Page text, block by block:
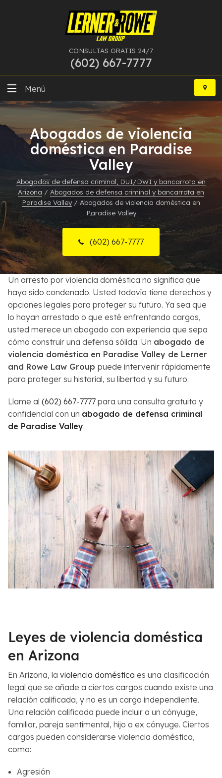
CONSULTAS GRATIS 24/7
(602) 667-7777
Ir
contenido
Menú
Delitos Graves
Más Especialidades
Recursos
Sobre Nosotros
Contactos
English
Buscar
Abogados de violencia
doméstica en Paradise
Valley
Abogados de defensa criminal, DUI/DWI y bancarrota en
Arizona / Abogados de defensa criminal y bancarrota en
Paradise Valley/ Abogados de violencia doméstica en
Paradise Valley
(602) 667-7777
Un arresto por violencia doméstica no significa que
haya sido condenado. Usted todavía tiene derechos y
opciones legales para proteger su futuro. Ya sea que
lo hayan arrestado o que esté enfrentando cargos,
usted merece un abogado con experiencia que sepa
cómo construir una defensa sólida. Un abogado de
violencia doméstica en Paradise Valley de Lerner
and Rowe Law Group puede intervenir rápidamente
para proteger su historial, su libertad y su futuro.
Llame al (602) 667-7777 para una consulta gratuita y
confidencial con un abogado de defensa criminal
de Paradise Valley.
Leyes de violencia doméstica
en Arizona
En Arizona, la violencia doméstica es una clasificación
legal que se añade a ciertos cargos cuando existe una
relación calificada, y no es un cargo independiente.
Una relación calificada puede incluir a un cónyuge,
familiar, pareja sentimental, hijo o ex cónyuge. Ciertos
cargos pueden considerarse violencia doméstica,
como:
Agresión